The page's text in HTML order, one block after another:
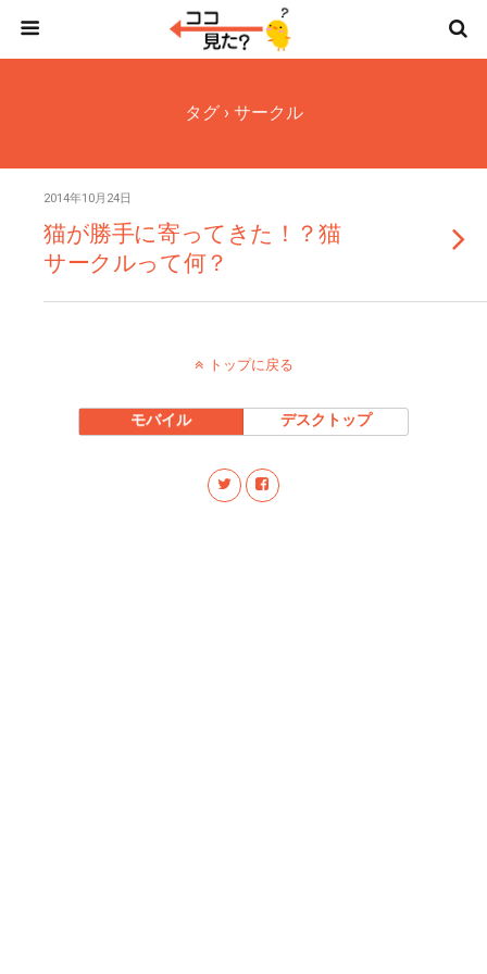
タグ › サークル
2014年10月24日
猫が勝手に寄ってきた！？猫
サークルって何？
トップに戻る
モバイル デスクトップ